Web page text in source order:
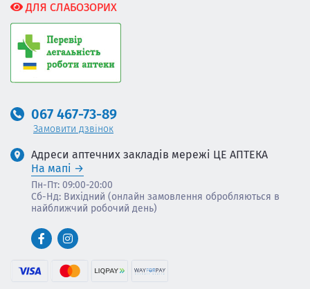
ДЛЯ СЛАБОЗОРИХ
067 467-73-89
Замовити дзвінок
Адреси аптечних закладів мережі ЦЕ АПТЕКА
На мапі
Пн-Пт: 09:00-20:00
Сб-Нд: Вихідний (онлайн замовлення обробляються в
найближчий робочий день)